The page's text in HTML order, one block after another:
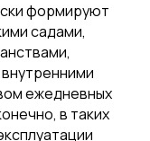
формируют
садами,
ежедневных
в таких